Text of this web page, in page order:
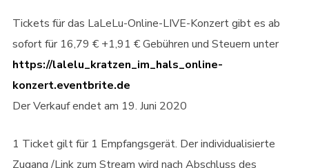
Tickets für das LaLeLu-Online-LIVE-Konzert gibt es ab
sofort für 16,79 € +1,91 € Gebühren und Steuern unter
https://lalelu_kratzen_im_hals_online-
konzert.eventbrite.de
Der Verkauf endet am 19. Juni 2020
1 Ticket gilt für 1 Empfangsgerät. Der individualisierte
Zugang /Link zum Stream wird nach Abschluss des